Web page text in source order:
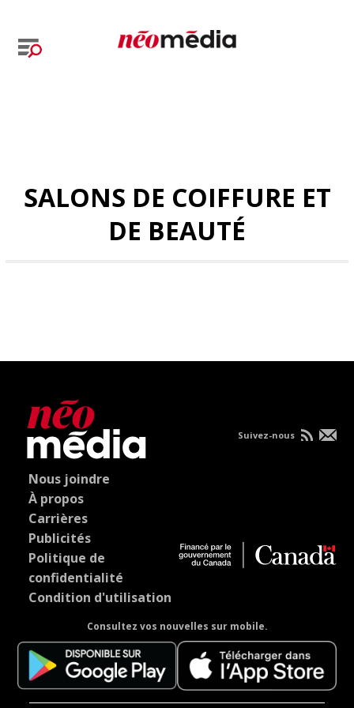
SALONS DE COIFFURE ET
DE BEAUTÉ
Nous joindre
À propos
Carrières
Publicités
Politique de
confidentialité
Condition d'utilisation
Consultez vos nouvelles sur mobile.
Suivez-nous